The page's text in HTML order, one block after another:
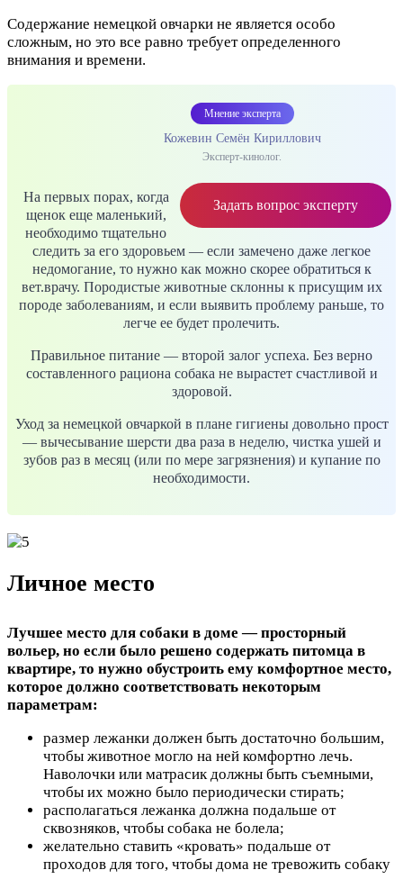
Содержание немецкой овчарки не является особо
сложным, но это все равно требует определенного
внимания и времени.
Мнение эксперта
Кожевин Семён Кириллович
Эксперт-кинолог.
Задать вопрос эксперту
На первых порах, когда
щенок еще маленький,
необходимо тщательно
следить за его здоровьем — если замечено даже легкое
недомогание, то нужно как можно скорее обратиться к
вет.врачу. Породистые животные склонны к присущим их
породе заболеваниям, и если выявить проблему раньше, то
легче ее будет пролечить.
Правильное питание — второй залог успеха. Без верно
составленного рациона собака не вырастет счастливой и
здоровой.
Уход за немецкой овчаркой в плане гигиены довольно прост
— вычесывание шерсти два раза в неделю, чистка ушей и
зубов раз в месяц (или по мере загрязнения) и купание по
необходимости.
Личное место
Лучшее место для собаки в доме — просторный
вольер, но если было решено содержать питомца в
квартире, то нужно обустроить ему комфортное место,
которое должно соответствовать некоторым
параметрам:
размер лежанки должен быть достаточно большим,
чтобы животное могло на ней комфортно лечь.
Наволочки или матрасик должны быть съемными,
чтобы их можно было периодически стирать;
располагаться лежанка должна подальше от
сквозняков, чтобы собака не болела;
желательно ставить «кровать» подальше от
проходов для того, чтобы дома не тревожить собаку